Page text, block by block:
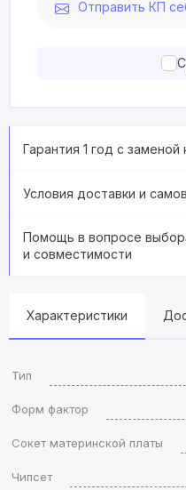
Отправить КП
Гарантия 1 год с
Условия доставки и
Помощь в вопросе
и совместимости
Характеристики
Тип
Форм фактор
Сокет материнской платы
Чипсет